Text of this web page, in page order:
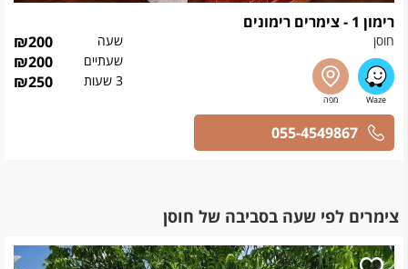
רימון 1 - צימרים רימונים
חוסן שעה ₪200
שעתיים ₪200
3 שעות ₪250
055-4549867
צימרים לפי שעה בסביבה של חוסן